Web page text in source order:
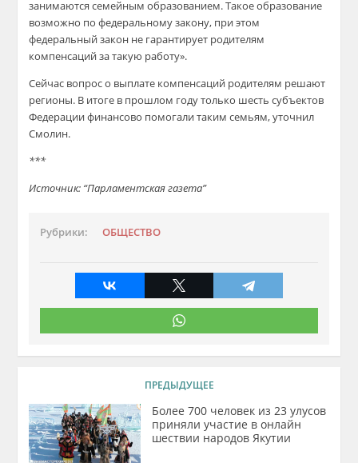
занимаются семейным образованием. Такое образование
возможно по федеральному закону, при этом
федеральный закон не гарантирует родителям
компенсаций за такую работу».
Сейчас вопрос о выплате компенсаций родителям решают
регионы. В итоге в прошлом году только шесть субъектов
Федерации финансово помогали таким семьям, уточнил
Смолин.
***
Источник: “Парламентская газета”
Рубрики: ОБЩЕСТВО
ПРЕДЫДУЩЕЕ
Более 700 человек из 23 улусов
приняли участие в онлайн
шествии народов Якутии